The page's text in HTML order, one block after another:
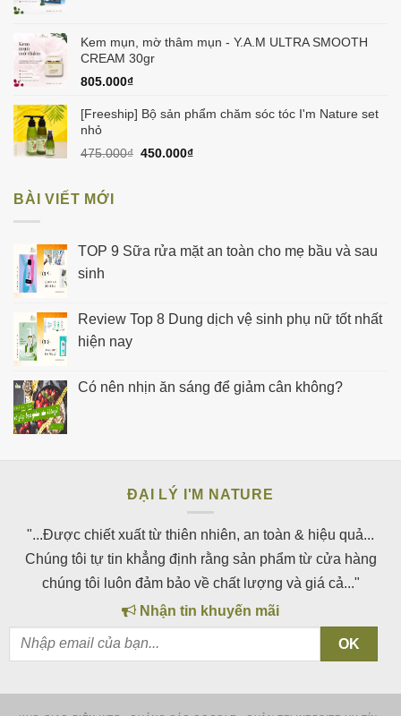
Kem mụn, mờ thâm mụn - Y.A.M ULTRA SMOOTH
CREAM 30gr
805.000₫
[Freeship] Bộ sản phẩm chăm sóc tóc I'm Nature set
nhỏ
475.000₫ Giá
450.000₫Giá
BÀI VIẾT MỚI
TOP 9 Sữa rửa mặt an toàn cho mẹ bầu và sau
sinh
Review Top 8 Dung dịch vệ sinh phụ nữ tốt nhất
hiện nay
Có nên nhịn ăn sáng để giảm cân không?
ĐẠI LÝ I'M NATURE
"...Được chiết xuất từ thiên nhiên, an toàn & hiệu quả...
Chúng tôi tự tin khẳng định rằng sản phẩm từ cửa hàng
chúng tôi luôn đảm bảo về chất lượng và giá cả..."
Nhận tin khuyến mãi